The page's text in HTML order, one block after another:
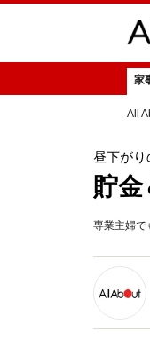
家
All
昼下がり
貯金
専業主婦で